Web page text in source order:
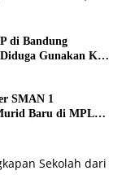
di Bandung
Gunakan KK
SMAN 1
Baru di MPLS